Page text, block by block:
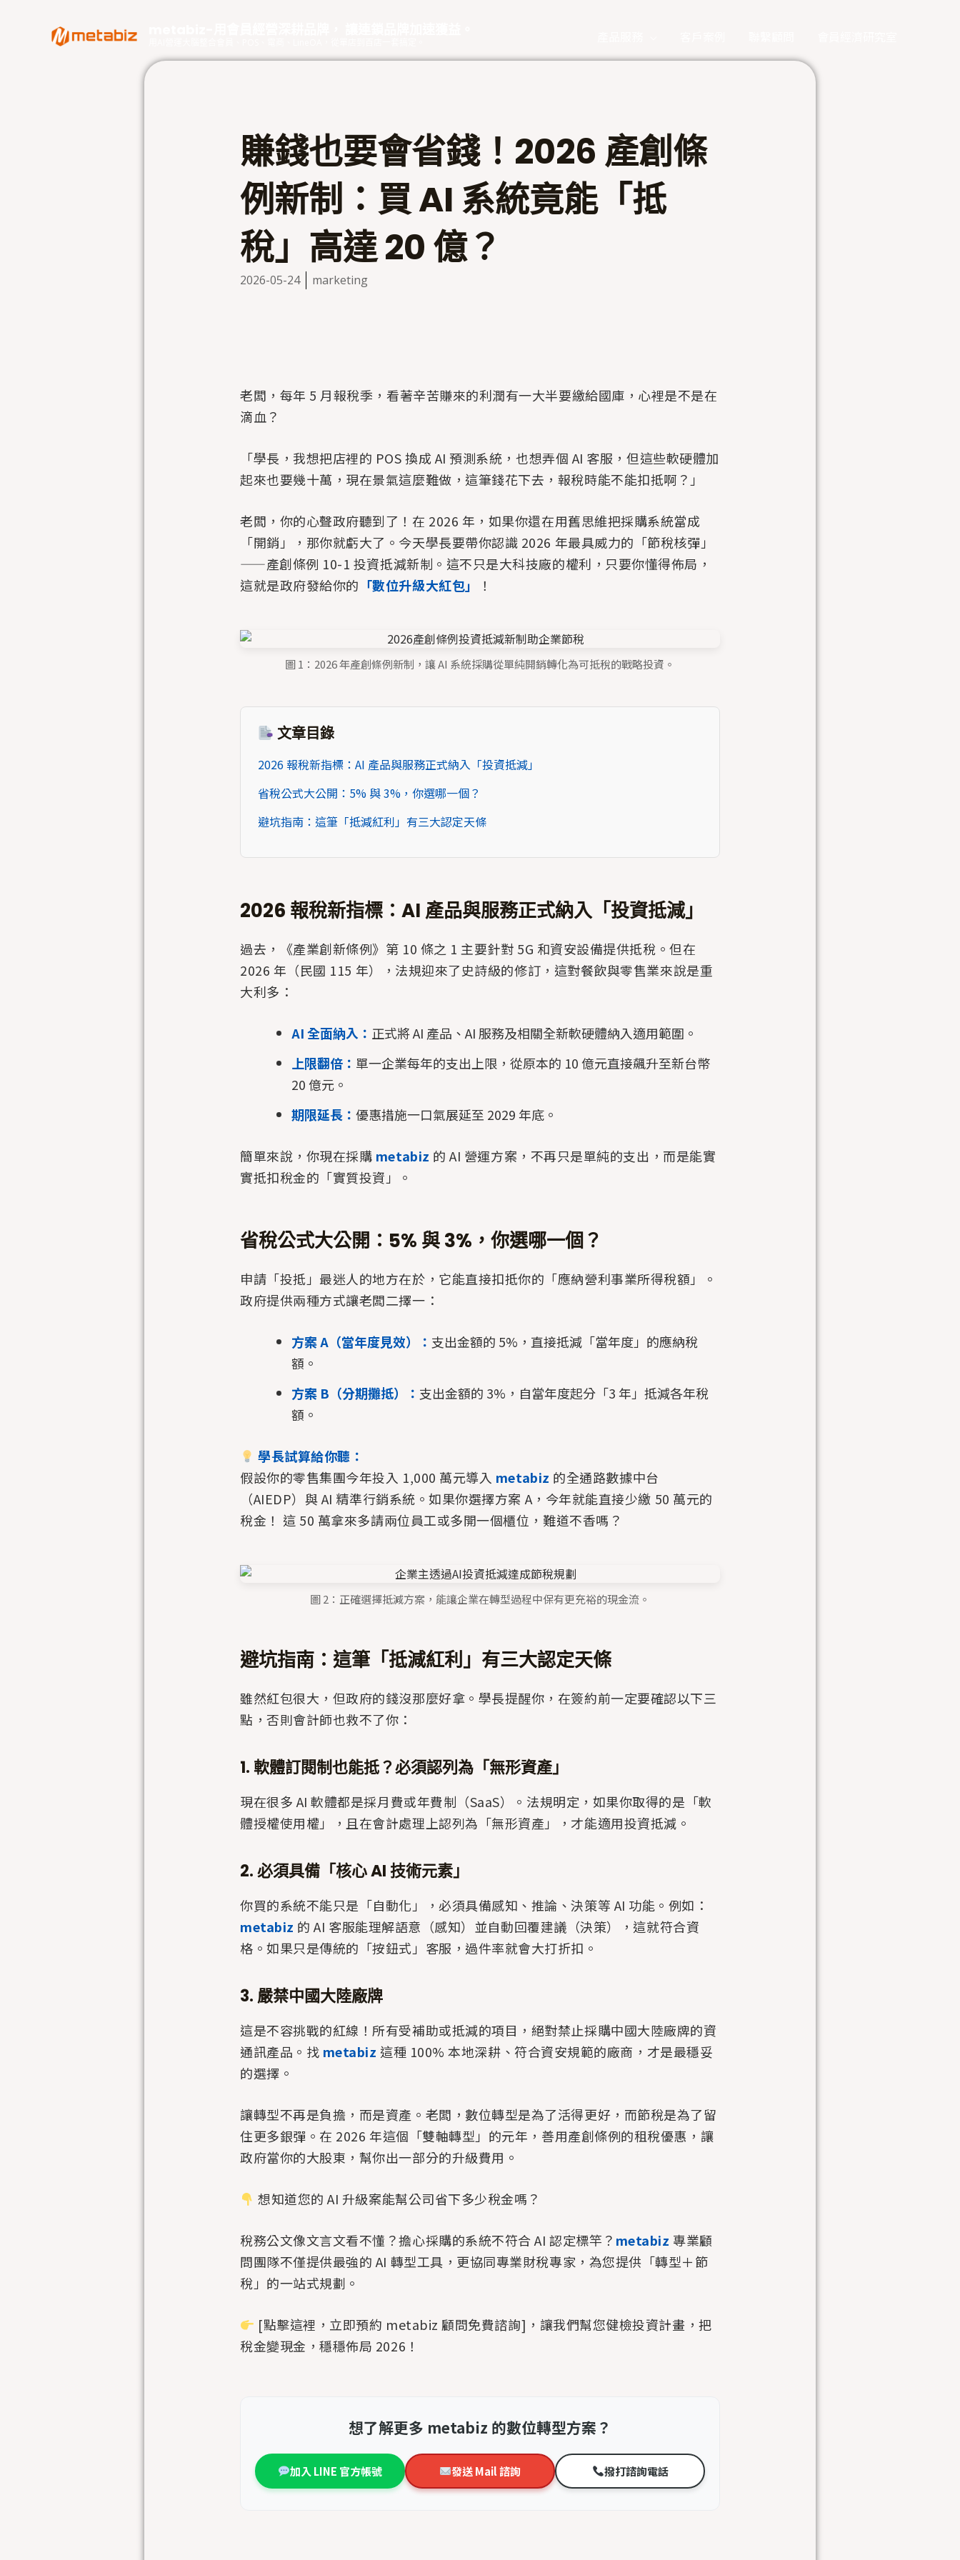
賺錢也要會省錢！2026 產創條
例新制：買 AI 系統竟能「抵
稅」高達 20 億？
2026-05-24 marketing
老闆，每年 5 月報稅季，看著辛苦賺來的利潤有一大半要繳給國庫，心裡是不是在
滴血？
「學長，我想把店裡的 POS 換成 AI 預測系統，也想弄個 AI 客服，但這些軟硬體加
起來也要幾十萬，現在景氣這麼難做，這筆錢花下去，報稅時能不能扣抵啊？」
老闆，你的心聲政府聽到了！在 2026 年，如果你還在用舊思維把採購系統當成
「開銷」，那你就虧大了。今天學長要帶你認識 2026 年最具威力的「節稅核彈」
——產創條例 10-1 投資抵減新制。這不只是大科技廠的權利，只要你懂得佈局，
這就是政府發給你的 「數位升級大紅包」 ！
圖 1：2026 年產創條例新制，讓 AI 系統採購從單純開銷轉化為可抵稅的戰略投資。
文章目錄
2026 報稅新指標：AI 產品與服務正式納入「投資抵減」
省稅公式大公開：5% 與 3%，你選哪一個？
避坑指南：這筆「抵減紅利」有三大認定天條
2026 報稅新指標：AI 產品與服務正式納入「投資抵減」
過去，《產業創新條例》第 10 條之 1 主要針對 5G 和資安設備提供抵稅。但在
2026 年（民國 115 年），法規迎來了史詩級的修訂，這對餐飲與零售業來說是重
大利多：
AI 全面納入： 正式將 AI 產品、AI 服務及相關全新軟硬體納入適用範圍。
上限翻倍： 單一企業每年的支出上限，從原本的 10 億元直接飆升至新台幣
20 億元。
期限延長： 優惠措施一口氣展延至 2029 年底。
簡單來說，你現在採購 metabiz 的 AI 營運方案，不再只是單純的支出，而是能實
實抵扣稅金的「實質投資」。
省稅公式大公開：5% 與 3%，你選哪一個？
申請「投抵」最迷人的地方在於，它能直接扣抵你的「應納營利事業所得稅額」。
政府提供兩種方式讓老闆二擇一：
方案 A（當年度見效）： 支出金額的 5%，直接抵減「當年度」的應納稅
額。
方案 B（分期攤抵）： 支出金額的 3%，自當年度起分「3 年」抵減各年稅
額。
學長試算給你聽：
假設你的零售集團今年投入 1,000 萬元導入 metabiz 的全通路數據中台
（AIEDP）與 AI 精準行銷系統。如果你選擇方案 A，今年就能直接少繳 50 萬元的
稅金！ 這 50 萬拿來多請兩位員工或多開一個櫃位，難道不香嗎？
圖 2：正確選擇抵減方案，能讓企業在轉型過程中保有更充裕的現金流。
避坑指南：這筆「抵減紅利」有三大認定天條
雖然紅包很大，但政府的錢沒那麼好拿。學長提醒你，在簽約前一定要確認以下三
點，否則會計師也救不了你：
1. 軟體訂閱制也能抵？必須認列為「無形資產」
現在很多 AI 軟體都是採月費或年費制（SaaS）。法規明定，如果你取得的是「軟
體授權使用權」，且在會計處理上認列為「無形資產」，才能適用投資抵減。
2. 必須具備「核心 AI 技術元素」
你買的系統不能只是「自動化」，必須具備感知、推論、決策等 AI 功能。例如：
metabiz 的 AI 客服能理解語意（感知）並自動回覆建議（決策），這就符合資
格。如果只是傳統的「按鈕式」客服，過件率就會大打折扣。
3. 嚴禁中國大陸廠牌
這是不容挑戰的紅線！所有受補助或抵減的項目，絕對禁止採購中國大陸廠牌的資
通訊產品。找 metabiz 這種 100% 本地深耕、符合資安規範的廠商，才是最穩妥
的選擇。
讓轉型不再是負擔，而是資產。老闆，數位轉型是為了活得更好，而節稅是為了留
住更多銀彈。在 2026 年這個「雙軸轉型」的元年，善用產創條例的租稅優惠，讓
政府當你的大股東，幫你出一部分的升級費用。
想知道您的 AI 升級案能幫公司省下多少稅金嗎？
稅務公文像文言文看不懂？擔心採購的系統不符合 AI 認定標竿？ metabiz 專業顧
問團隊不僅提供最強的 AI 轉型工具，更協同專業財稅專家，為您提供「轉型＋節
稅」的一站式規劃。
[點擊這裡，立即預約 metabiz 顧問免費諮詢]，讓我們幫您健檢投資計畫，把
稅金變現金，穩穩佈局 2026！
想了解更多 metabiz 的數位轉型方案？
加入 LINE 官方帳號 發送 Mail 諮詢 撥打諮詢電話